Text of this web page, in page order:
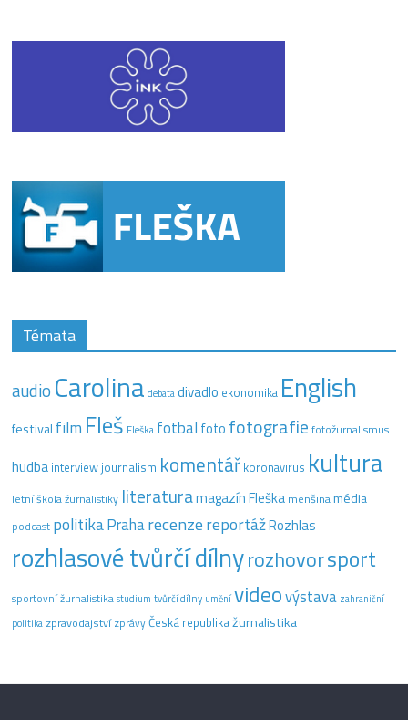
Témata
audio Carolina debata divadlo ekonomika English
festival film Fleš Fleška fotbal foto fotografie fotožurnalismus
hudba interview journalism komentář koronavirus kultura
letní škola žurnalistiky literaturamagazín Fleška menšinamédia
podcast politikaPraharecenzereportážRozhlas
rozhlasové tvůrčí dílnyrozhovorsport
sportovní žurnalistika studium tvůrčí dílny uměnívideovýstava zahraniční
politika zpravodajstvízprávyČeská republikažurnalistika